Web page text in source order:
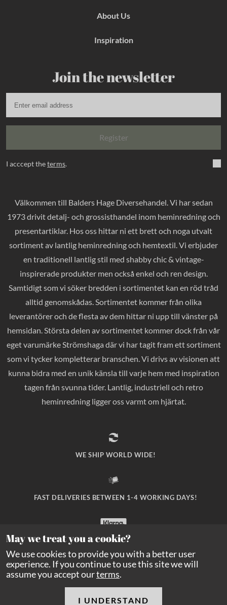
About Us
Inspiration
Join the newsletter
Register
I acccept theterms.
Välkommen till Balders Hage Diversehandel. Vi har sedan
1973 drivit detalj- och grossisthandel inom heminredning och
presentartiklar. Hos oss hittar ni ett brett och noga utvalt
sortiment av lantlig heminredning och hemtextil. Vi erbjuder
en traditionell lantlig stil med shabby chic & vintage-
inspirerade produkter men också enkel och ren design.
Samtidigt som vi söker bredden i sortimentet kan en röd tråd
alltid genomskådas. Sortimentet kommer från olika
leverantörer och de flesta av dem hittar ni upp till vänster på
hemsidan. Största delen av sortimentet kommer dock från vår
eget varumärke Strömshaga där vi har tagit fram ett sortiment
som vi tycker kompletterar branschen. Vi drivs av visionen att
kunna bidra med en unik känsla till varje hem med inspiration
tagen från svunna tider. Lantlig, industriell och retro
heminredning ligger oss varmt om hjärtat.
WE SHIP WORLD WIDE!
FAST DELIVERIES BETWEEN 1-4 WORKING DAYS!
SAFE PAYMENT WITH KLARNA CHECKOUT!
May we treat you a cookie?
We use cookies to provide you with a better user
experience. If you continue to use this site we will
assume you accept ourterms.
I UNDERSTAND